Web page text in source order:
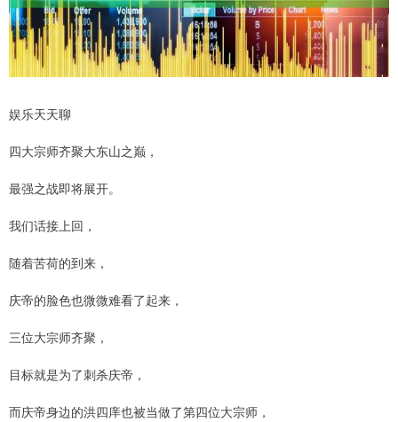
娱乐天天聊
四大宗师齐聚大东山之巅，
最强之战即将展开。
我们话接上回，
随着苦荷的到来，
庆帝的脸色也微微难看了起来，
三位大宗师齐聚，
目标就是为了刺杀庆帝，
而庆帝身边的洪四庠也被当做了第四位大宗师，